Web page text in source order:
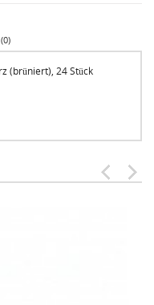
(brüniert), 24 Stück